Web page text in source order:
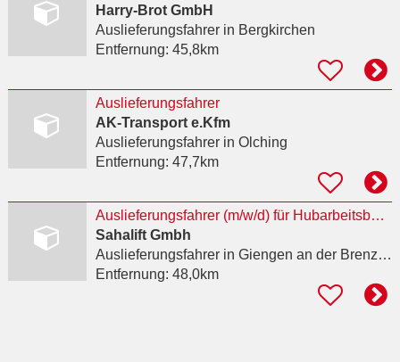
Harry-Brot GmbH
Auslieferungsfahrerin Bergkirchen
Entfernung: 45,8km
Auslieferungsfahrer
AK-Transport e.Kfm
Auslieferungsfahrerin Olching
Entfernung: 47,7km
Auslieferungsfahrer (m/w/d) für Hubarbeitsbühnen im Nahverkehr
Sahalift Gmbh
Auslieferungsfahrerin Giengen an der Brenz, Burgberg
Entfernung: 48,0km